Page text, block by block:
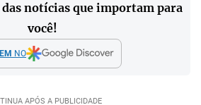
notícias que importam para
você!
EM NO